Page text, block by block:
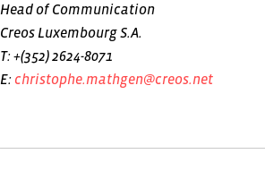
Head of Communication
Creos Luxembourg S.A.
T: +(352) 2624-8071
E: christophe.mathgen@creos.net